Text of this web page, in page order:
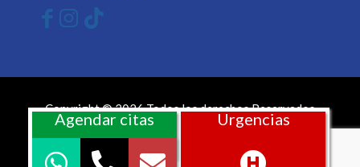
Copyright © 2026 Todos los derechos Reservados
Sitio web desarrollado por
Agendar citas Urgencias